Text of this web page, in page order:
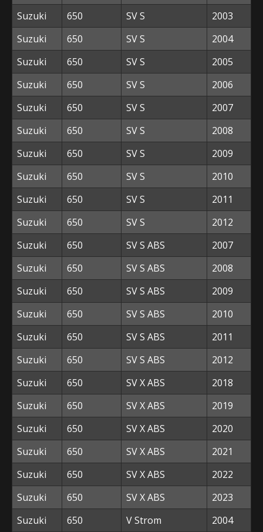
Suzuki
650 SV S
2003
Suzuki
650 SV S
2004
Suzuki
650 SV S
2005
Suzuki
650 SV S
2006
Suzuki
650 SV S
2007
Suzuki
650 SV S
2008
Suzuki
650 SV S
2009
Suzuki
650 SV S
2010
Suzuki
650 SV S
2011
Suzuki
650 SV S
2012
Suzuki
650 SV S ABS
2007
Suzuki
650 SV S ABS
2008
Suzuki
650 SV S ABS
2009
Suzuki
650 SV S ABS
2010
Suzuki
650 SV S ABS
2011
Suzuki
650 SV S ABS
2012
Suzuki
650 SV X ABS
2018
Suzuki
650 SV X ABS
2019
Suzuki
650 SV X ABS
2020
Suzuki
650 SV X ABS
2021
Suzuki
650 SV X ABS
2022
Suzuki
650 SV X ABS
2023
Suzuki
650 V Strom
2004